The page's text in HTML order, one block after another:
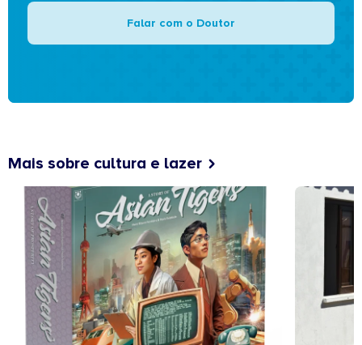
Falar com o Doutor
Mais sobre cultura e lazer